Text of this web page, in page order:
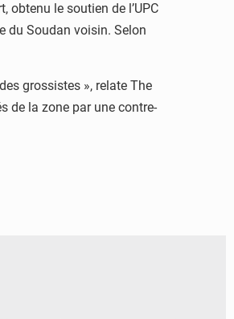
obtenu le soutien de l’UPC
du Soudan voisin. Selon
grossistes », relate The
de la zone par une contre-